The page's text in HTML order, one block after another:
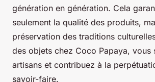
génération en génération. Cela
seulement la qualité des produits,
préservation des traditions
des objets chez Coco Papaya, vous
artisans et contribuez à la
savoir-faire.